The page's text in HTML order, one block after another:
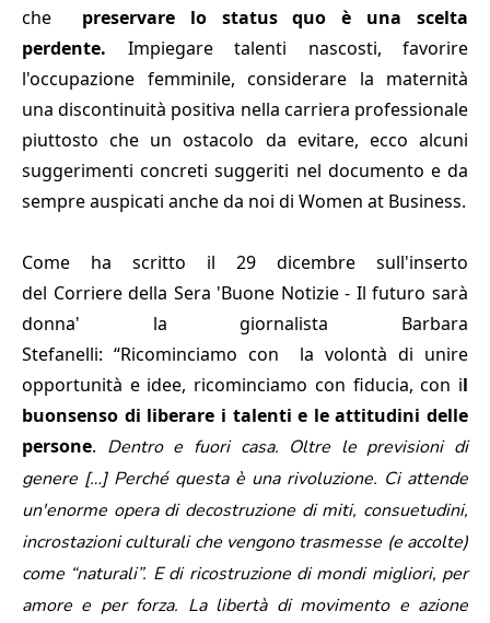
che preservare lo status quo è una scelta
perdente. Impiegare talenti nascosti, favorire
l'occupazione femminile, considerare la maternità
una discontinuità positiva nella carriera professionale
piuttosto che un ostacolo da evitare, ecco alcuni
suggerimenti concreti suggeriti nel documento e da
sempre auspicati anche da noi di Women at Business.
Come ha scritto il 29 dicembre sull'inserto
del Corriere della Sera 'Buone Notizie - Il futuro sarà
donna' la giornalista Barbara
Stefanelli: “Ricominciamo con la volontà di unire
opportunità e idee, ricominciamo con fiducia, con il
buonsenso di liberare i talenti e le attitudini delle
persone. Dentro e fuori casa. Oltre le previsioni di
genere […] Perché questa è una rivoluzione. Ci attende
un'enorme opera di decostruzione di miti, consuetudini,
incrostazioni culturali che vengono trasmesse (e accolte)
come “naturali”. E di ricostruzione di mondi migliori, per
amore e per forza. La libertà di movimento e azione